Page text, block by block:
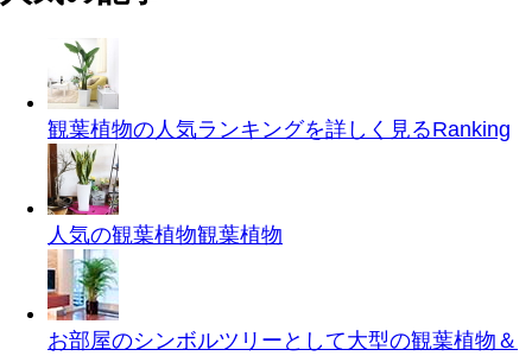
観葉植物の人気ランキングを詳しく見るRanking
人気の観葉植物観葉植物
お部屋のシンボルツリーとして大型の観葉植物＆